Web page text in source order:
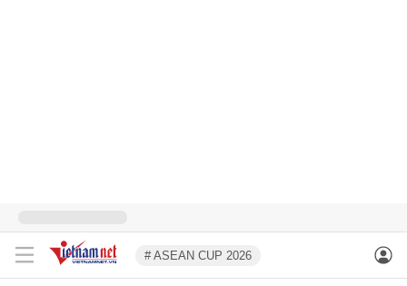
# ASEAN CUP 2026